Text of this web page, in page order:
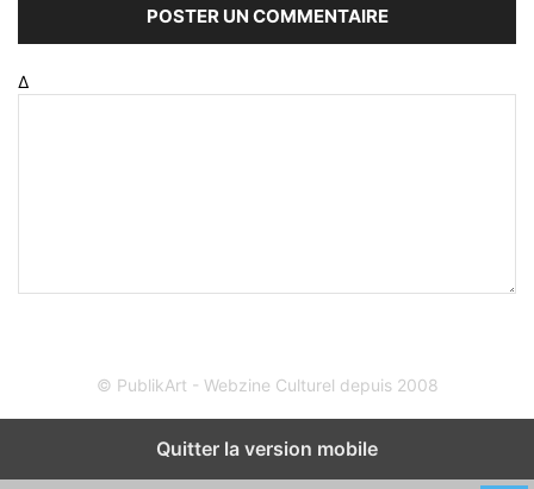
Δ
© PublikArt - Webzine Culturel depuis 2008
Quitter la version mobile